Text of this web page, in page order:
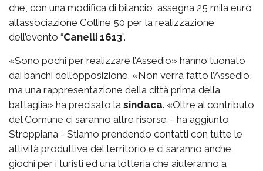
che, con una modifica di bilancio, assegna 25 mila euro
all’associazione Colline 50 per la realizzazione
dell’evento “Canelli 1613”.
«Sono pochi per realizzare l’Assedio» hanno tuonato
dai banchi dell’opposizione. «Non verrà fatto l’Assedio,
ma una rappresentazione della città prima della
battaglia» ha precisato la sindaca. «Oltre al contributo
del Comune ci saranno altre risorse – ha aggiunto
Stroppiana - Stiamo prendendo contatti con tutte le
attività produttive del territorio e ci saranno anche
giochi per i turisti ed una lotteria che aiuteranno a